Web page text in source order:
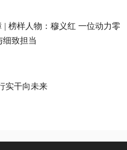
人物：穆义红 一位动力零
细致担当
实干向未来